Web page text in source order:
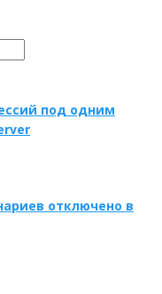
под одним
отключено в